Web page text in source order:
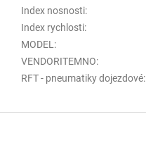
Index nosnosti:
Index rychlosti:
MODEL :
VENDORITEMNO:
RFT - pneumatiky dojezdové: